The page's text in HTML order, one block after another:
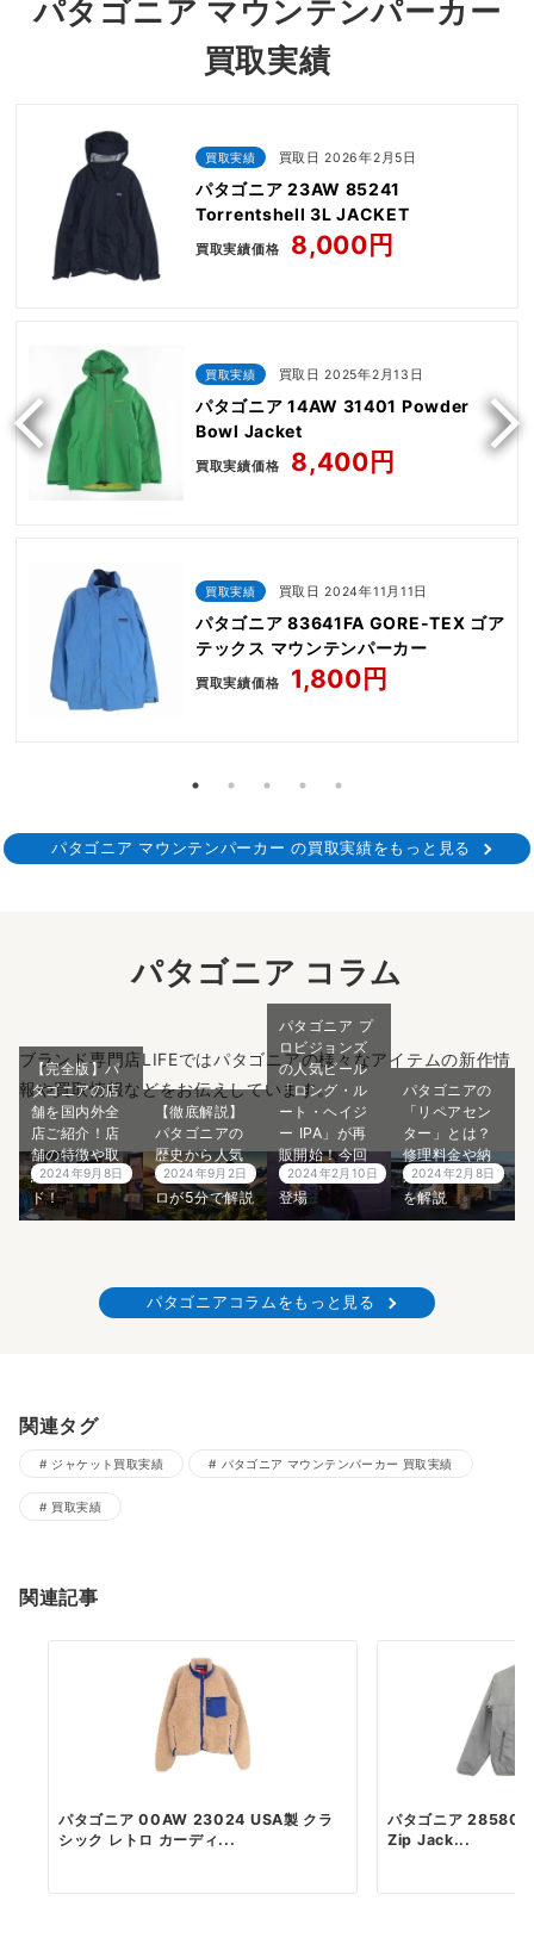
パタゴニア マウンテンパーカー
買取実績
買取実績 買取日 2026年2月5日
パタゴニア 23AW 85241
Torrentshell 3L JACKET
買取実績価格 8,000円
買取実績 買取日 2025年2月13日
パタゴニア 14AW 31401 Powder
Bowl Jacket
買取実績価格 8,400円
買取実績 買取日 2024年11月11日
パタゴニア 83641FA GORE-TEX ゴア
テックス マウンテンパーカー
買取実績価格 1,800円
パタゴニア マウンテンパーカー の買取実績をもっと見る
パタゴニア コラム
ブランド専門店LIFEではパタゴニアの様々なアイテムの新作情
報や買取情報などをお伝えしています。
【完全版】パ
タゴニアの店
舗を国内外全
店ご紹介！店
舗の特徴や取
組も完全ガイ
ド！
2024年9月8日
【徹底解説】
パタゴニアの
歴史から人気
モデルまでプ
ロが5分で解説
2024年9月2日
パタゴニア プ
ロビジョンズ
の人気ビール
「ロング・ル
ート・ヘイジ
ー IPA」が再
販開始！今回
も限定醸造で
登場
2024年2月10日
パタゴニアの
「リペアセン
ター」とは？
修理料金や納
期、依頼方法
を解説
2024年2月8日
パタゴニアコラムをもっと見る
関連タグ
ジャケット買取実績 パタゴニア マウンテンパーカー 買取実績
買取実績
関連記事
パタゴニア 00AW 23024 USA製 クラ
シック レトロ カーディ...
パタゴニア 28580
Zip Jack...